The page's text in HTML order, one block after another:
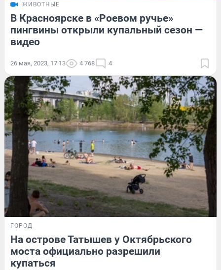
ЖИВОТНЫЕ
В Красноярске в «Роевом ручье»
пингвины открыли купальный сезон —
видео
26 мая, 2023, 17:13 4 768 4
ГОРОД
На острове Татышев у Октябрьского
моста официально разрешили
купаться